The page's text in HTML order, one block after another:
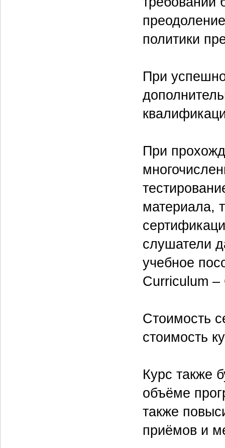
политики
При
При
материала,
слушатели
учебное
Curriculum –
Стоимость
стоимость
Курс также
объёме
также
приёмов и